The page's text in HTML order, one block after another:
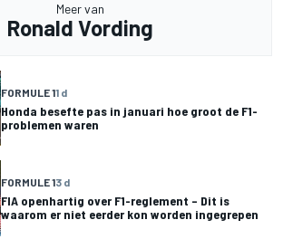
Meer van
Ronald Vording
FORMULE 11 d
Honda besefte pas in januari hoe groot de F1-
problemen waren
FORMULE 13 d
FIA openhartig over F1-reglement – Dit is
waarom er niet eerder kon worden ingegrepen